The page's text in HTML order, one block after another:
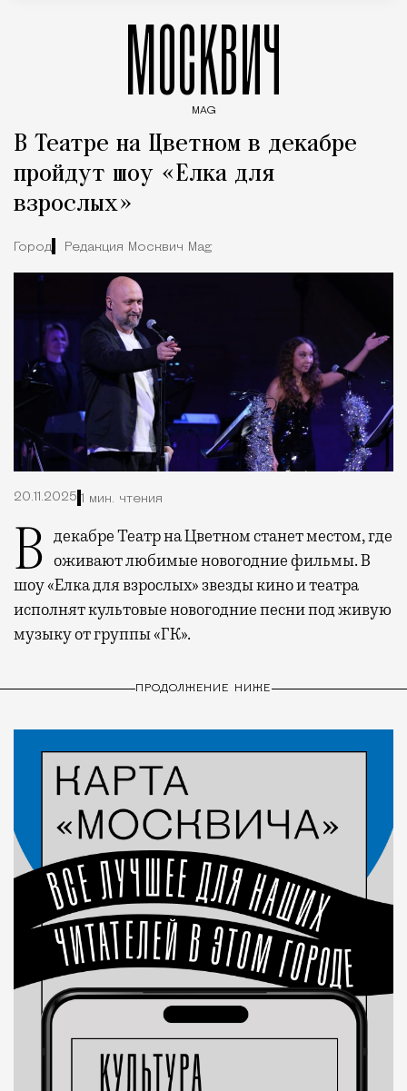
МОСКВИЧ
MAG
В Театре на Цветном в декабре
пройдут шоу «Елка для
взрослых»
Город Редакция Москвич Mag
20.11.2025 1 мин. чтения
В декабре Театр на Цветном станет местом, где оживают любимые новогодние фильмы. В
шоу «Елка для взрослых» звезды кино и театра
исполнят культовые новогодние песни под живую
музыку от группы «ГК».
ПРОДОЛЖЕНИЕ НИЖЕ